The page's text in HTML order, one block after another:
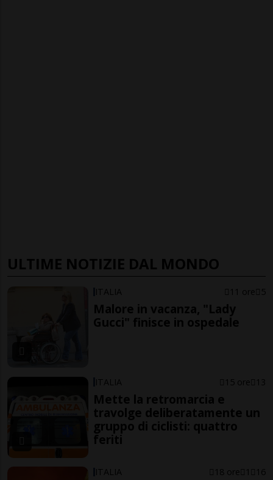
ULTIME NOTIZIE DAL MONDO
ITALIA 11 ore 5
Malore in vacanza, "Lady
Gucci" finisce in ospedale
ITALIA 15 ore 13
Mette la retromarcia e
travolge deliberatamente un
gruppo di ciclisti: quattro
feriti
ITALIA 18 ore 1 16